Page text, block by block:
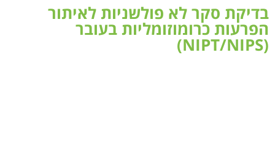
בדיקת סקר לא פולשניות לאיתור
הפרעות כרומוזומליות בעובר
(NIPT/NIPS)